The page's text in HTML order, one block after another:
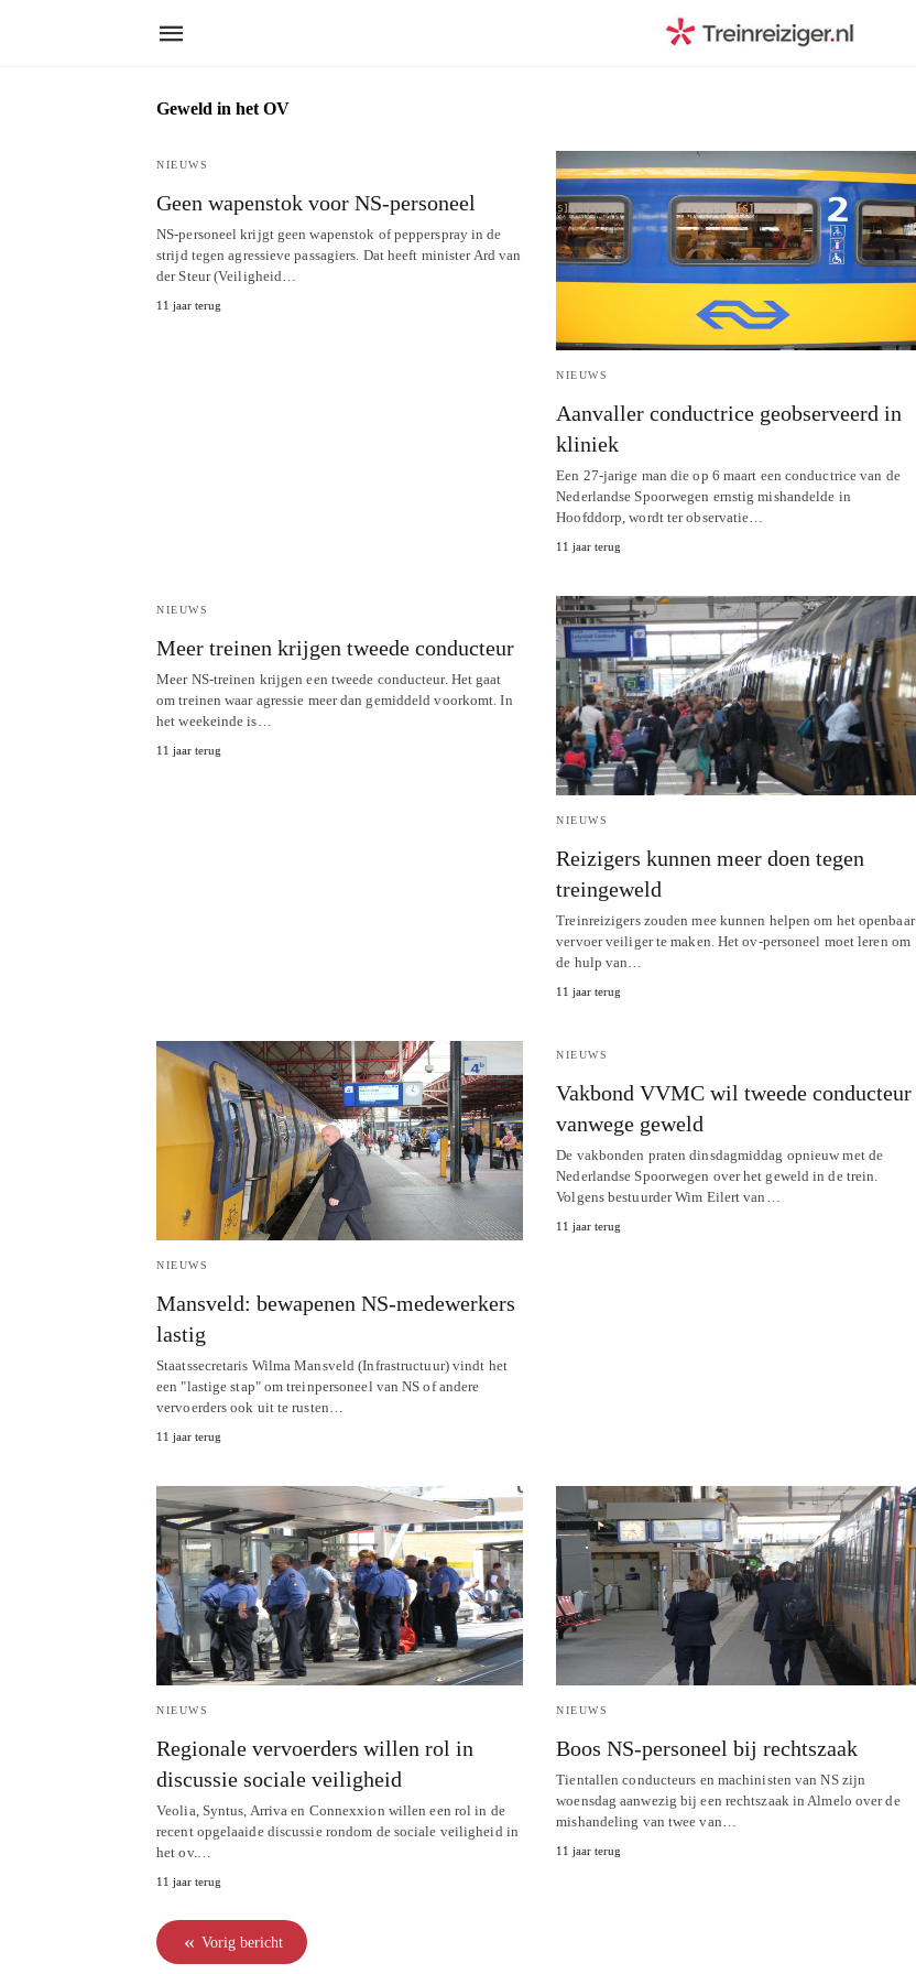
Geweld in het OV
NIEUWS
Geen wapenstok voor NS-personeel
NS-personeel krijgt geen wapenstok of pepperspray in de
strijd tegen agressieve passagiers. Dat heeft minister Ard van
der Steur (Veiligheid…
11 jaar terug
NIEUWS
Aanvaller conductrice geobserveerd in
kliniek
Een 27-jarige man die op 6 maart een conductrice van de
Nederlandse Spoorwegen ernstig mishandelde in
Hoofddorp, wordt ter observatie…
11 jaar terug
NIEUWS
Meer treinen krijgen tweede conducteur
Meer NS-treinen krijgen een tweede conducteur. Het gaat
om treinen waar agressie meer dan gemiddeld voorkomt. In
het weekeinde is…
11 jaar terug
NIEUWS
Reizigers kunnen meer doen tegen
treingeweld
Treinreizigers zouden mee kunnen helpen om het openbaar
vervoer veiliger te maken. Het ov-personeel moet leren om
de hulp van…
11 jaar terug
NIEUWS
Mansveld: bewapenen NS-medewerkers
lastig
Staatssecretaris Wilma Mansveld (Infrastructuur) vindt het
een "lastige stap" om treinpersoneel van NS of andere
vervoerders ook uit te rusten…
11 jaar terug
NIEUWS
Vakbond VVMC wil tweede conducteur
vanwege geweld
De vakbonden praten dinsdagmiddag opnieuw met de
Nederlandse Spoorwegen over het geweld in de trein.
Volgens bestuurder Wim Eilert van…
11 jaar terug
NIEUWS
Regionale vervoerders willen rol in
discussie sociale veiligheid
Veolia, Syntus, Arriva en Connexxion willen een rol in de
recent opgelaaide discussie rondom de sociale veiligheid in
het ov.…
11 jaar terug
NIEUWS
Boos NS-personeel bij rechtszaak
Tientallen conducteurs en machinisten van NS zijn
woensdag aanwezig bij een rechtszaak in Almelo over de
mishandeling van twee van…
11 jaar terug
Vorig bericht